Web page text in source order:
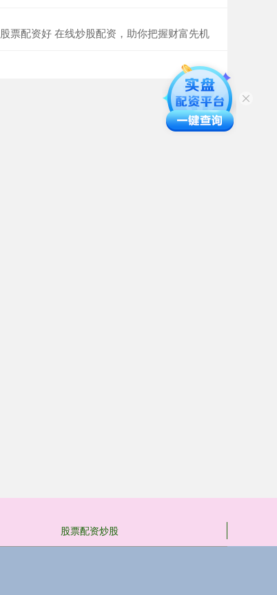
股票配资好 在线炒股配资，助你把握财富先机
股票配资炒股